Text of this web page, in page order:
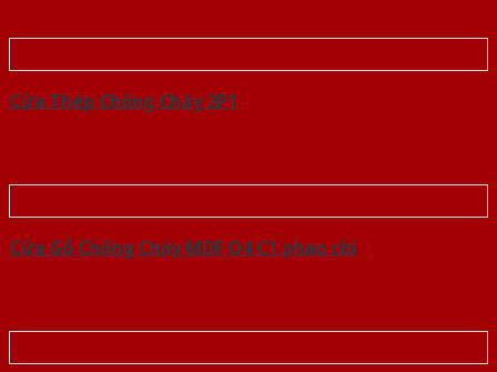
Cửa Thép Chống Cháy 2P1
Cửa Gỗ Chống Cháy MDF O4 C1 phao chi